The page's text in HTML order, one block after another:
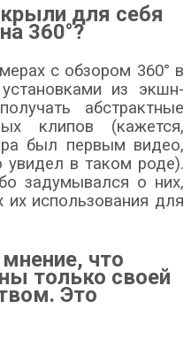
для себя
360°?
с обзором 360° в
из экшн-
абстрактные
клипов (кажется,
был первым видео,
увидел в таком роде).
задумывался о них,
их использования для
что
только своей
Это